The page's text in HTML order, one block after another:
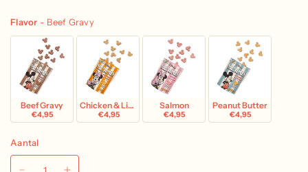
Flavor - Beef Gravy
Beef Gravy
€4,95
Chicken & Liver
€4,95
Salmon
€4,95
Peanut Butter
€4,95
Aantal